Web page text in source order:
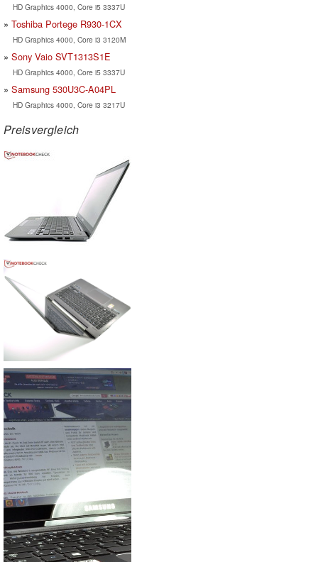
HD Graphics 4000, Core i5 3337U
Toshiba Portege R930-1CX
HD Graphics 4000, Core i3 3120M
Sony Vaio SVT1313S1E
HD Graphics 4000, Core i5 3337U
Samsung 530U3C-A04PL
HD Graphics 4000, Core i3 3217U
Preisvergleich